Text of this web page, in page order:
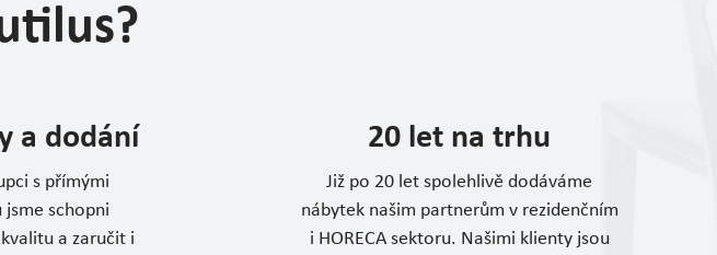
a dodání
s přímými
jsme schopni
a zaručit i
20 let na trhu
Již po 20 let spolehlivě dodáváme
nábytek našim partnerům v rezidenčním
i HORECA sektoru. Našimi klienty jsou